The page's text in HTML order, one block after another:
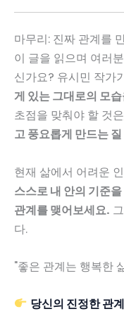
마무리: 진짜 관계를
이 글을 읽으며 여러
신가요? 유시민 작가
게 있는 그대로의 모
초점을 맞춰야 할 것
고 풍요롭게 만드는
현재 삶에서 어려운
스스로 내 안의 기준
관계를 맺어보세요.
다.
"좋은 관계는 행복한
당신의 진정한 관